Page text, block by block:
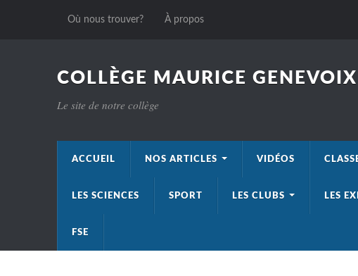
Où nous trouver? À propos
COLLÈGE MAURICE
Le site de notre collège
ACCUEIL NOS ARTICLES VIDÉOS
LES SCIENCES SPORT LES CLUBS LES
FSE